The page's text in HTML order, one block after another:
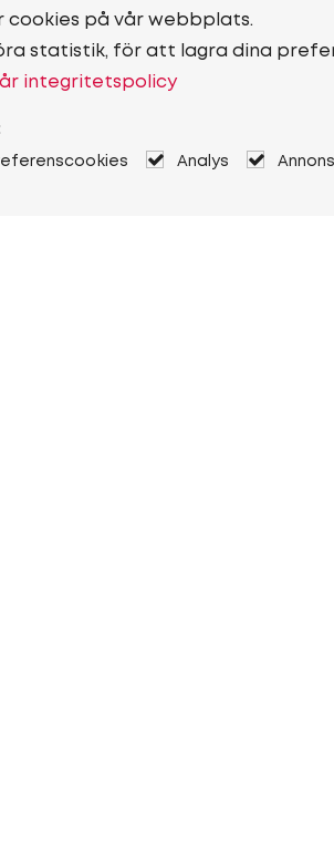
cookies på vår webbplats.
statistik, för att lagra dina
integritetspolicy
Analys